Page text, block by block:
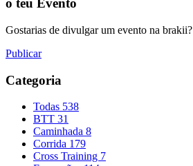
o teu Evento
Gostarias de divulgar um evento na brakii?
Publicar
Categoria
Todas 538
BTT 31
Caminhada 8
Corrida 179
Cross Training 7